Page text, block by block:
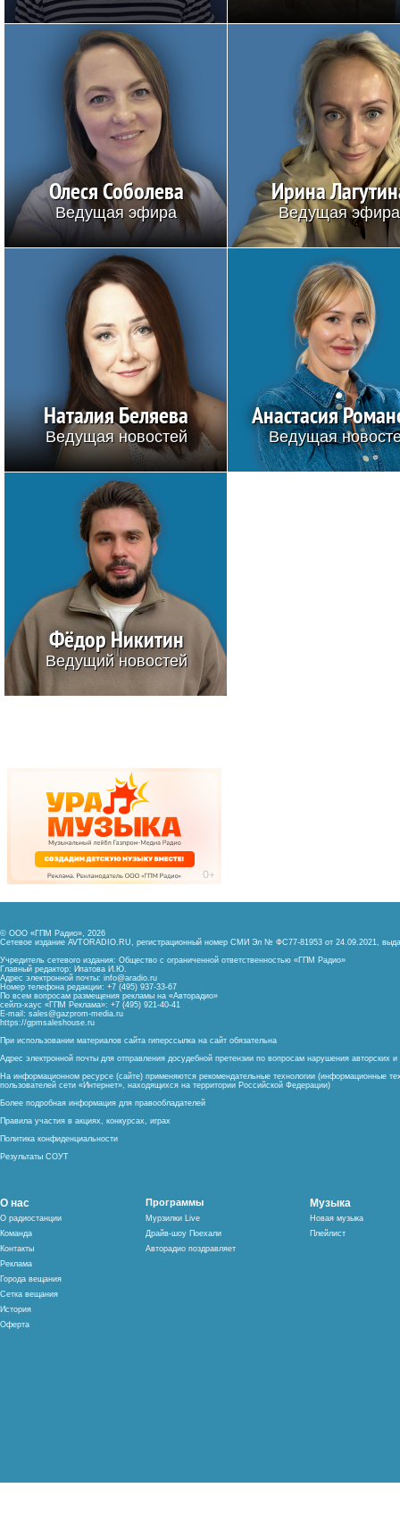
Олеся Соболева
Ведущая эфира
Ирина
Ведущая эфира
Наталия Беляева
Ведущая новостей
Анастасия
Ведущая
Фёдор Никитин
Ведущий новостей
© ООО «ГПМ Радио», 2026
Сетевое издание AVTORADIO.RU, регистрационный номер СМИ Эл № ФС77-81953 от 24.09.2021,
Учредитель сетевого издания: Общество с ограниченной ответственностью «ГПМ Радио»
Главный редактор: Ипатова И.Ю.
Адрес электронной почты: info@aradio.ru
Номер телефона редакции: +7 (495) 937-33-67
По всем вопросам размещения рекламы на «Авторадио»
сейлз-хаус «ГПМ Реклама»: +7 (495) 921-40-41
E-mail: sales@gazprom-media.ru
https://gpmsaleshouse.ru
При использовании материалов сайта гиперссылка на сайт обязательна
Адрес электронной почты для отправления досудебной претензии по вопросам нарушения авторских
На информационном ресурсе (сайте) применяются рекомендательные технологии (информационные
пользователей сети «Интернет», находящихся на территории Российской Федерации)
Более подробная информация для правообладателей
Правила участия в акциях, конкурсах, играх
Политика конфиденциальности
Результаты СОУТ
О нас
О радиостанции
Команда
Контакты
Реклама
Города вещания
Сетка вещания
История
Оферта
Программы
Мурзилки Live
Драйв-шоу Поехали
Авторадио поздравляет
Музыка
Новая музыка
Плейлист